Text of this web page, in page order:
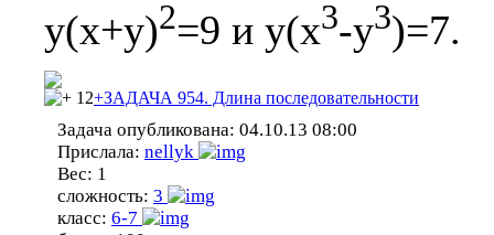
y(x+y)2=9 и y(x3-y3)=7.
12+ЗАДАЧА 954. Длина последовательности
Задача опубликована: 04.10.13 08:00
Прислала: nellyk
Вес: 1
сложность: 3
класс: 6-7